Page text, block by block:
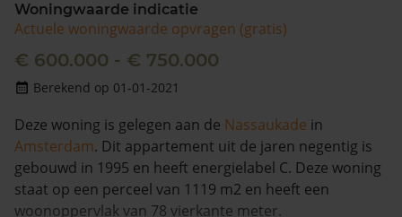
Woningwaarde indicatie
Actuele woningwaarde opvragen (gratis)
€ 600.000 - € 750.000
Berekend op 01-01-2021
Deze woning is gelegen aan de Nassaukade in
Amsterdam. Dit appartement uit de jaren negentig is
gebouwd in 1995 en heeft energielabel C. Deze woning
staat op een perceel van 1119 m2 en heeft een
woonoppervlak van 78 vierkante meter.